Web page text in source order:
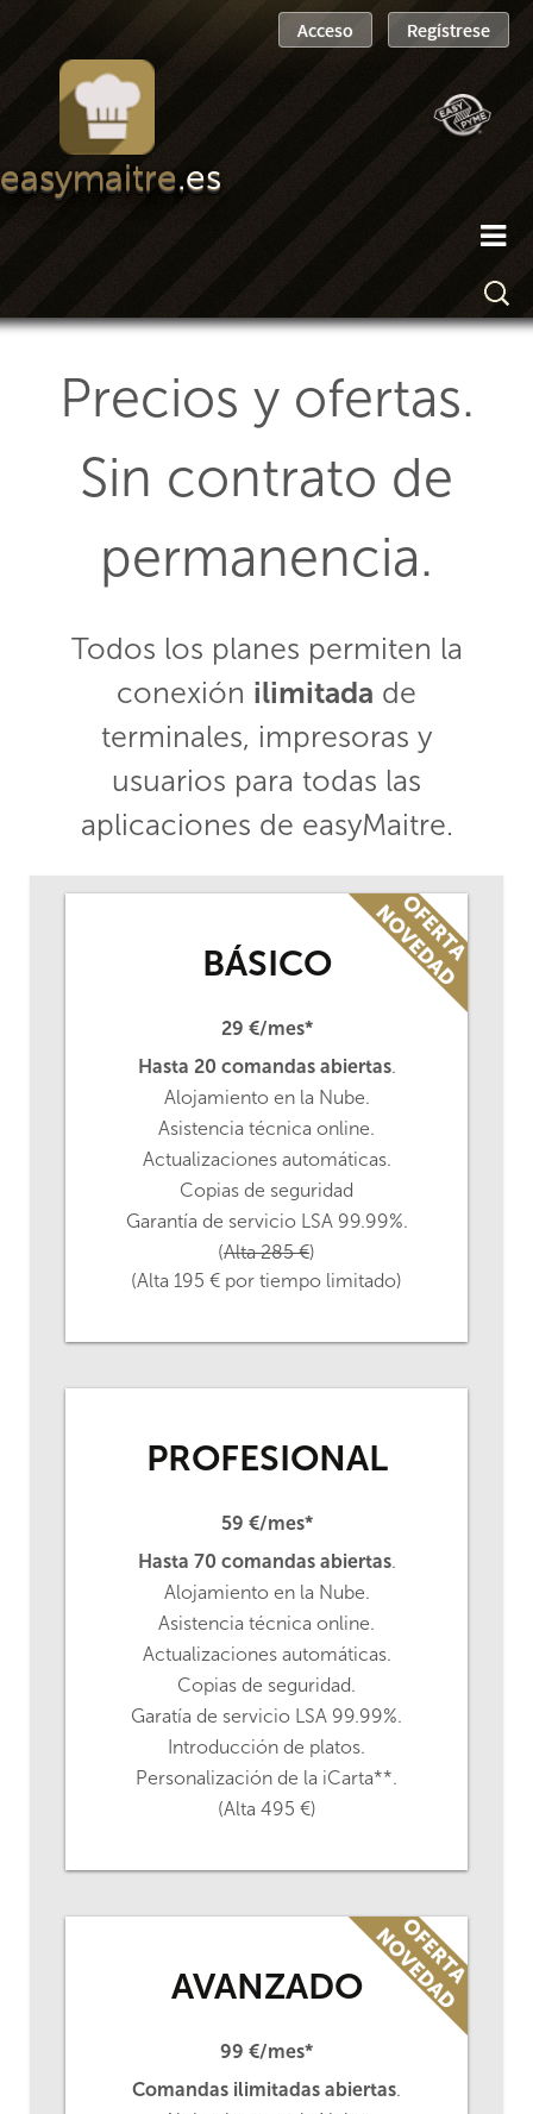
easymaitre.es
Precios y ofertas.
Sin contrato de
permanencia.
Todos los planes permiten la
conexión ilimitada de
terminales, impresoras y
usuarios para todas las
aplicaciones de easyMaitre.
BÁSICO
29 €/mes*
Hasta 20 comandas abiertas.
Alojamiento en la Nube.
Asistencia técnica online.
Actualizaciones automáticas.
Copias de seguridad
Garantía de servicio LSA 99.99%.
(Alta 285 €)
(Alta 195 € por tiempo limitado)
PROFESIONAL
59 €/mes*
Hasta 70 comandas abiertas.
Alojamiento en la Nube.
Asistencia técnica online.
Actualizaciones automáticas.
Copias de seguridad.
Garatía de servicio LSA 99.99%.
Introducción de platos.
Personalización de la iCarta**.
(Alta 495 €)
AVANZADO
99 €/mes*
Comandas ilimitadas abiertas.